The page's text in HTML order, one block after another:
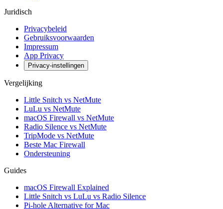
Juridisch
Privacybeleid
Gebruiksvoorwaarden
Impressum
App Privacy
Privacy-instellingen
Vergelijking
Little Snitch vs NetMute
LuLu vs NetMute
macOS Firewall vs NetMute
Radio Silence vs NetMute
TripMode vs NetMute
Beste Mac Firewall
Ondersteuning
Guides
macOS Firewall Explained
Little Snitch vs LuLu vs Radio Silence
Pi-hole Alternative for Mac